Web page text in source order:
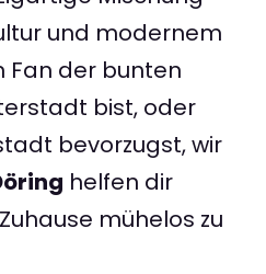
und modernem
Fan der bunten
bist, oder
bevorzugst, wir
helfen dir
mühelos zu